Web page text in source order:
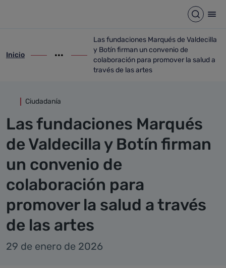
Abrir
ir-a inicio
Inicio
Mostrar opciones del camino de migas
ir-a Las fundaciones Marqués de
Las fundaciones Marqués de Valdecilla
y Botín firman un convenio de
colaboración para promover la salud a
través de las artes
Ciudadanía
Las fundaciones Marqués
de Valdecilla y Botín firman
un convenio de
colaboración para
promover la salud a través
de las artes
29 de enero de 2026